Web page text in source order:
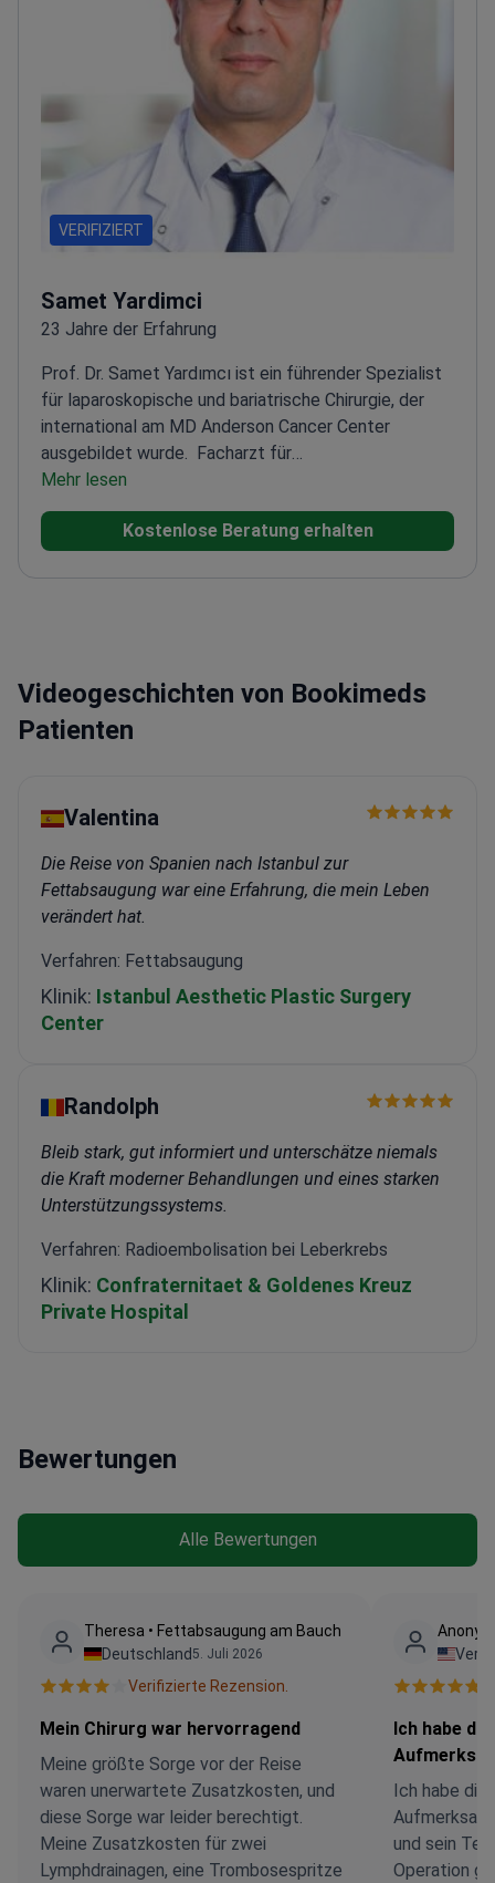
VERIFIZIERT
Samet Yardimci
23 Jahre der Erfahrung
Prof. Dr. Samet Yardımcı ist ein führender Spezialist
für laparoskopische und bariatrische Chirurgie, der
international am MD Anderson Cancer Center
ausgebildet wurde.
Facharzt für
Gastroenterologische Chirurgie mit über
USA an den Krankenhäusern MD Anderson und
Prüfung für das Stipendium für Gastroenterologische
Mehr lesen
Kostenlose Beratung erhalten
Videogeschichten von Bookimeds
Patienten
Valentina
Die Reise von Spanien nach Istanbul zur
Fettabsaugung war eine Erfahrung, die mein Leben
verändert hat.
Verfahren: Fettabsaugung
Klinik: Istanbul Aesthetic Plastic Surgery
Center
Randolph
Bleib stark, gut informiert und unterschätze niemals
die Kraft moderner Behandlungen und eines starken
Unterstützungssystems.
Verfahren: Radioembolisation bei Leberkrebs
Klinik: Confraternitaet & Goldenes Kreuz
Private Hospital
Bewertungen
Alle Bewertungen
Theresa • Fettabsaugung am Bauch
Deutschland 5. Juli 2026
Verifizierte Rezension.
Mein Chirurg war hervorragend
Meine größte Sorge vor der Reise
waren unerwartete Zusatzkosten, und
diese Sorge war leider berechtigt.
Meine Zusatzkosten für zwei
Lymphdrainagen, eine Trombosespritze
Ich habe
Ich habe
und sein
Operation